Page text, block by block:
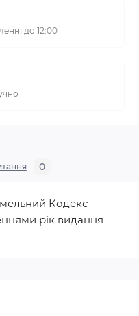
до 12:00
0
Кодекс
рік видання